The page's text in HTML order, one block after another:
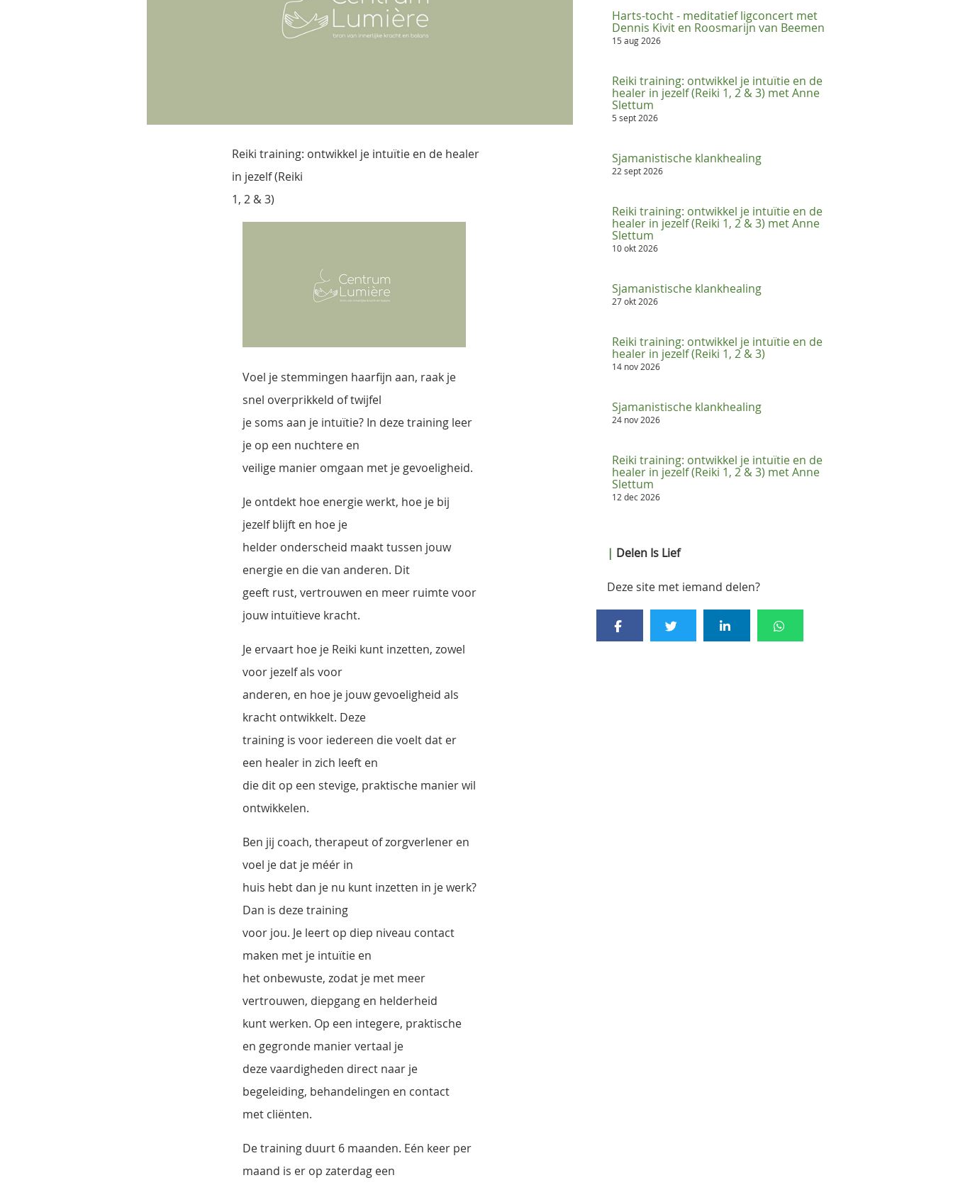
Reiki training: ontwikkel je intuïtie en de healer
in jezelf (Reiki
1, 2 & 3)
Voel je stemmingen haarfijn aan, raak je
snel overprikkeld of twijfel
je soms aan je intuïtie? In deze training leer
je op een nuchtere en
veilige manier omgaan met je gevoeligheid.
Je ontdekt hoe energie werkt, hoe je bij
jezelf blijft en hoe je
helder onderscheid maakt tussen jouw
energie en die van anderen. Dit
geeft rust, vertrouwen en meer ruimte voor
jouw intuïtieve kracht.
Je ervaart hoe je Reiki kunt inzetten, zowel
voor jezelf als voor
anderen, en hoe je jouw gevoeligheid als
kracht ontwikkelt. Deze
training is voor iedereen die voelt dat er
een healer in zich leeft en
die dit op een stevige, praktische manier wil
ontwikkelen.
Ben jij coach, therapeut of zorgverlener en
voel je dat je méér in
huis hebt dan je nu kunt inzetten in je werk?
Dan is deze training
voor jou. Je leert op diep niveau contact
maken met je intuïtie en
het onbewuste, zodat je met meer
vertrouwen, diepgang en helderheid
kunt werken. Op een integere, praktische
en gegronde manier vertaal je
deze vaardigheden direct naar je
begeleiding, behandelingen en contact
met cliënten.
De training duurt 6 maanden. Eén keer per
maand is er op zaterdag een
Harts-tocht - meditatief ligconcert met
Dennis Kivit en Roosmarijn van Beemen
15 aug 2026
Reiki training: ontwikkel je intuïtie en de
healer in jezelf (Reiki 1, 2 & 3) met Anne
Slettum
5 sept 2026
Sjamanistische klankhealing
22 sept 2026
Reiki training: ontwikkel je intuïtie en de
healer in jezelf (Reiki 1, 2 & 3) met Anne
Slettum
10 okt 2026
Sjamanistische klankhealing
27 okt 2026
Reiki training: ontwikkel je intuïtie en de
healer in jezelf (Reiki 1, 2 & 3)
14 nov 2026
Sjamanistische klankhealing
24 nov 2026
Reiki training: ontwikkel je intuïtie en de
healer in jezelf (Reiki 1, 2 & 3) met Anne
Slettum
12 dec 2026
| Delen Is Lief
Deze site met iemand delen?